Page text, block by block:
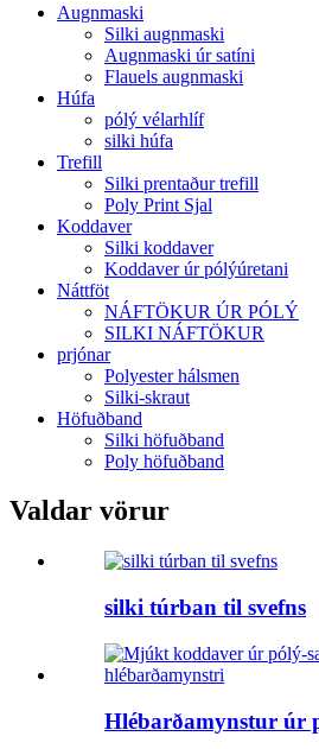
Augnmaski
Silki augnmaski
Augnmaski úr satíni
Flauels augnmaski
Húfa
pólý vélarhlíf
silki húfa
Trefill
Silki prentaður trefill
Poly Print Sjal
Koddaver
Silki koddaver
Koddaver úr pólýúretani
Náttföt
NÁFTÖKUR ÚR PÓLÝ
SILKI NÁFTÖKUR
prjónar
Polyester hálsmen
Silki-skraut
Höfuðband
Silki höfuðband
Poly höfuðband
Valdar vörur
silki túrban til svefns
Hlébarðamynstur úr